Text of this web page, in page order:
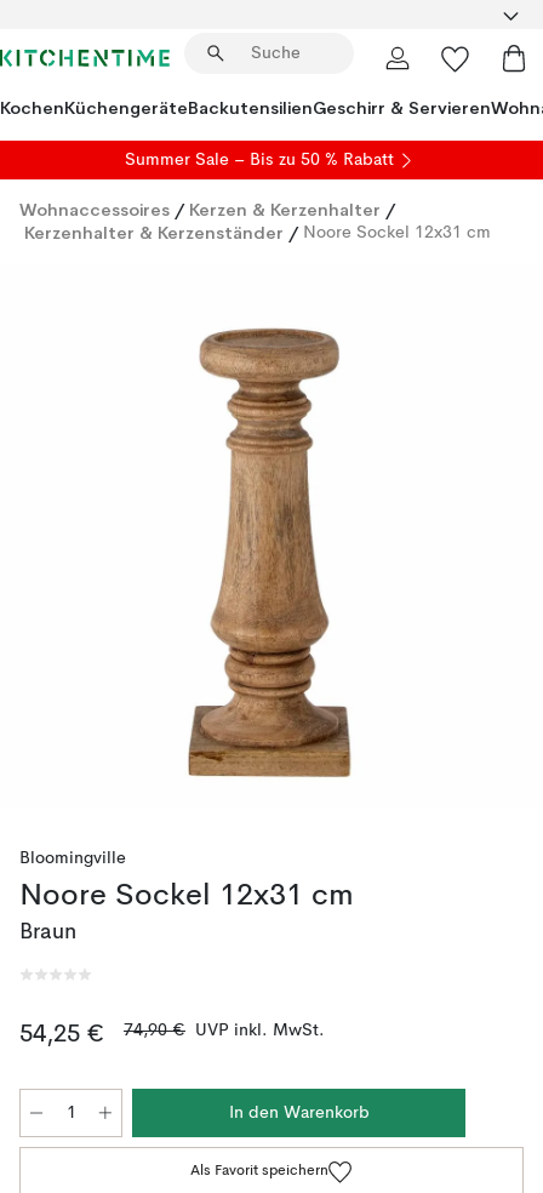
KochenKüchengeräteBackutensilienGeschirr & Servieren
Summer Sale – Bis zu 50 % Rabatt
Wohnaccessoires / Kerzen & Kerzenhalter /
Kerzenhalter & Kerzenständer / Noore Sockel 12x31 cm
Bloomingville
Noore Sockel 12x31 cm
Braun
54,25 € 74,90 € UVP inkl. MwSt.
In den Warenkorb
Als Favorit speichern